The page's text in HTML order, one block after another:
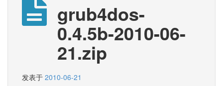
grub4dos-
0.4.5b-2010-06-
21.zip
发表于 2010-06-21